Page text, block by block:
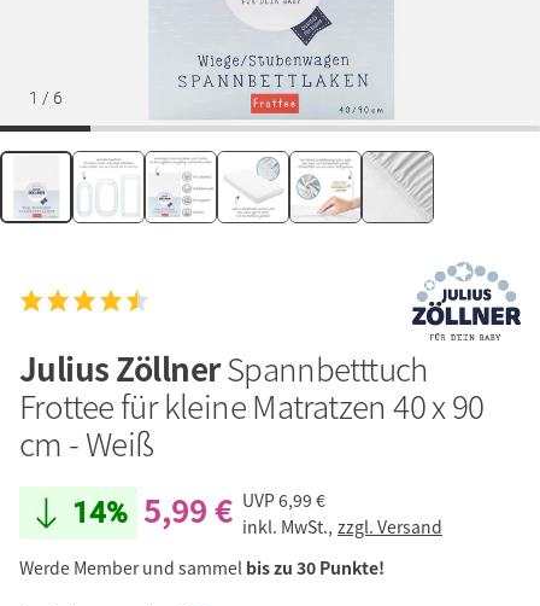
1 / 6
Julius ZöllnerSpannbetttuch
Frottee für kleine Matratzen 40 x 90
cm - Weiß
14% 5,99 € UVP6,99 €
inkl. MwSt., zzgl. Versand
Werde Member und sammel bis zu 30 Punkte!